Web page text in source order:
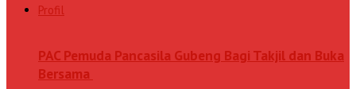
Profil
PAC Pemuda Pancasila Gubeng Bagi Takjil dan Buka
Bersama